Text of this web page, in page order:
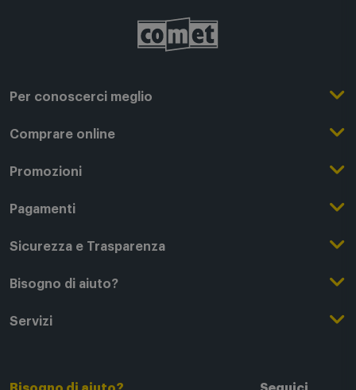
Per conoscerci meglio
Il Gruppo Comet
Punti di forza
Comprare online
Registrati su Comet
Acquista Online
Servizi aggiuntivi di consegna
Promozioni
Outlet
Black Friday
Pagamenti
Modalità di pagamento
Finanziamenti online
Sicurezza e Trasparenza
Condizioni generali di vendita
Garanzia Legale
Bisogno di aiuto?
Segui il tuo ordine
FAQ - domande frequenti
Servizi